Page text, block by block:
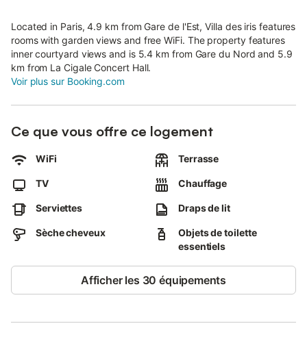
Located in Paris, 4.9 km from Gare de l'Est, Villa des iris features
rooms with garden views and free WiFi. The property features
inner courtyard views and is 5.4 km from Gare du Nord and 5.9
km from La Cigale Concert Hall.
Voir plus sur Booking.com
Ce que vous offre ce logement
WiFi Terrasse
TV Chauffage
Serviettes Draps de lit
Sèche cheveux
Objets de toilette
essentiels
Afficher les 30 équipements